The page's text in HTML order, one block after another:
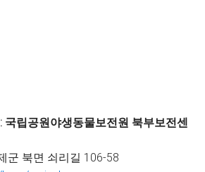
국립공원야생동물보전원 북부보전센
군 북면 쇠리길 106-58